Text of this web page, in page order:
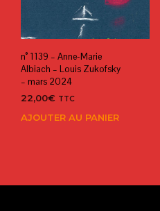
n° 1139 – Anne-Marie
Albiach – Louis Zukofsky
– mars 2024
22,00€ TTC
AJOUTER AU PANIER